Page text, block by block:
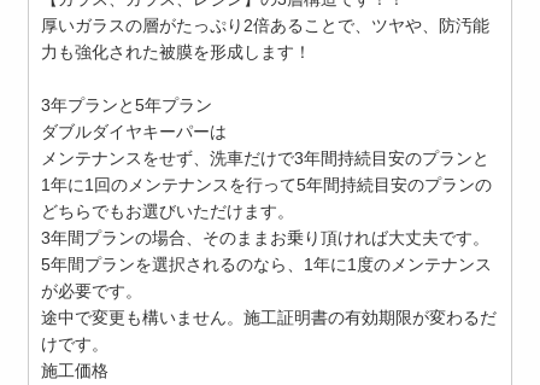
厚いガラスの層がたっぷり2倍あることで、ツヤや、防汚能
力も強化された被膜を形成します！
3年プランと5年プラン
ダブルダイヤキーパーは
メンテナンスをせず、洗車だけで3年間持続目安のプランと
1年に1回のメンテナンスを行って5年間持続目安のプランの
どちらでもお選びいただけます。
3年間プランの場合、そのままお乗り頂ければ大丈夫です。
5年間プランを選択されるのなら、1年に1度のメンテナンス
が必要です。
途中で変更も構いません。施工証明書の有効期限が変わるだ
けです。
施工価格